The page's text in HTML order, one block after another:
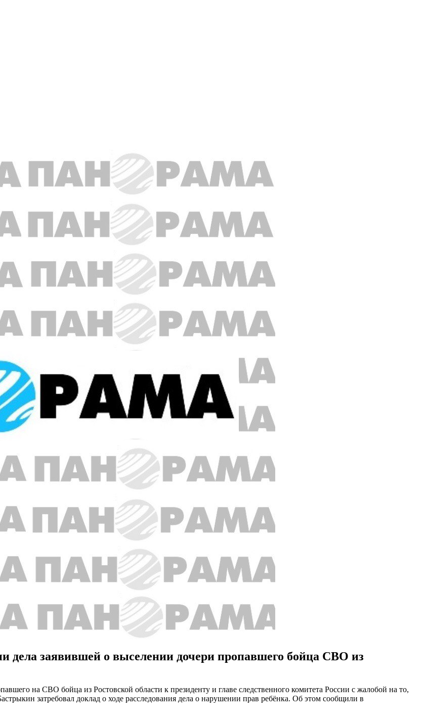
дела заявившей о выселении дочери пропавшего бойца СВО из
на СВО бойца из Ростовской области к президенту и главе следственного комитета России с жалобой на то,
затребовал доклад о ходе расследования дела о нарушении прав ребёнка. Об этом сообщили в